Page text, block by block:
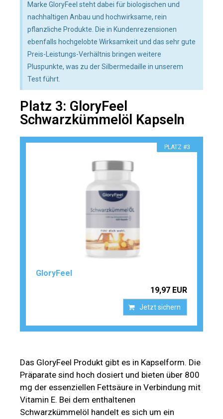
Marke GloryFeel steht dabei für biologischen und
nachhaltigen Anbau und hochwirksame, rein
pflanzliche Produkte. Die in Kundenrezensionen
ebenfalls hochgelobte Wirksamkeit und das sehr gute
Preis-Leistungs-Verhältnis bringen weitere
Pluspunkte, was zu der Silbermedaille in unserem
Test führt.
Platz 3: GloryFeel
Schwarzkümmelöl Kapseln
PLATZ #3
GloryFeel
19,97 EUR
Jetzt sichern
Das GloryFeel Produkt gibt es in Kapselform. Die
Präparate sind hoch dosiert und bieten über 800
mg der essenziellen Fettsäure in Verbindung mit
Vitamin E. Bei dem enthaltenen
Schwarzkümmelöl handelt es sich um ein